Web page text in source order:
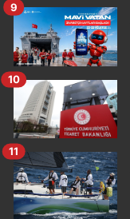
9
10
11